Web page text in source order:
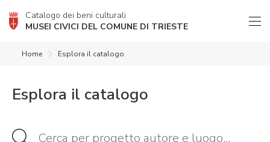
Catalogo dei beni culturali
MUSEI CIVICI DEL COMUNE DI TRIESTE
Home Esplora il catalogo
Esplora il catalogo